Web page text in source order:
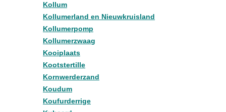
Kollum
Kollumerland en Nieuwkruisland
Kollumerpomp
Kollumerzwaag
Kooiplaats
Kootstertille
Kornwerderzand
Koudum
Koufurderrige